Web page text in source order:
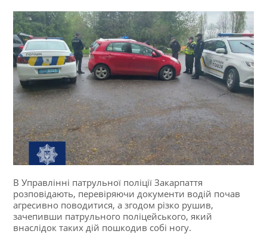
В Управлінні патрульної поліції Закарпаття
розповідають, перевіряючи документи водій почав
агресивно поводитися, а згодом різко рушив,
зачепивши патрульного поліцейського, який
внаслідок таких дій пошкодив собі ногу.